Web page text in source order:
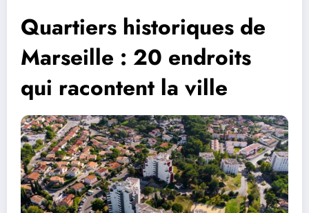
Quartiers historiques de
Marseille : 20 endroits
qui racontent la ville